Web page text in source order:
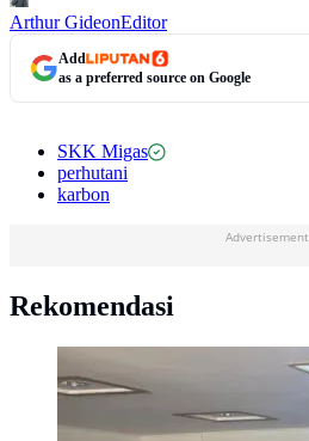
Arthur GideonEditor
Add
as a preferred source on Google
SKK Migas
perhutani
karbon
Advertisement
Rekomendasi